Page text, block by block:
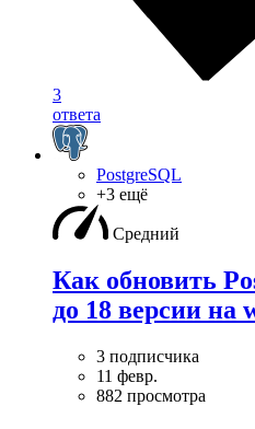
3
ответа
PostgreSQL
+3 ещё
Средний
Как обновить
до 18 версии на
3 подписчика
11 февр.
882 просмотра